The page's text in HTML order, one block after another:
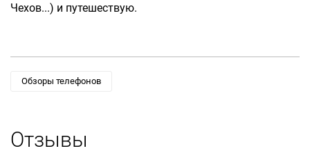
Чехов...) и путешествую.
Обзоры телефонов
Отзывы